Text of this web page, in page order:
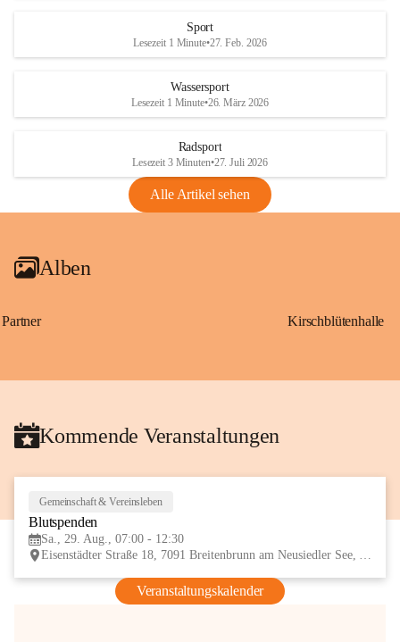
Rebe und der Amerikanischen
Anhang VBl. EU Nr. 18
1 Seite•1,4 MB
VBl. EU Nr. 18_2026
Sport
Lesezeit 1 Minute•27. Feb. 2026
Wassersport
Lesezeit 1 Minute•26. März 2026
Radsport
Lesezeit 3 Minuten•27. Juli 2026
Alle Artikel sehen
Alben
Partner Kirschblütenhalle
Kommende Veranstaltungen
Gemeinschaft & Vereinsleben
Blutspenden
Sa., 29. Aug., 07:00 - 12:30
Eisenstädter Straße 18, 7091 Breitenbrunn am Neusiedler See, AUT
Veranstaltungskalender